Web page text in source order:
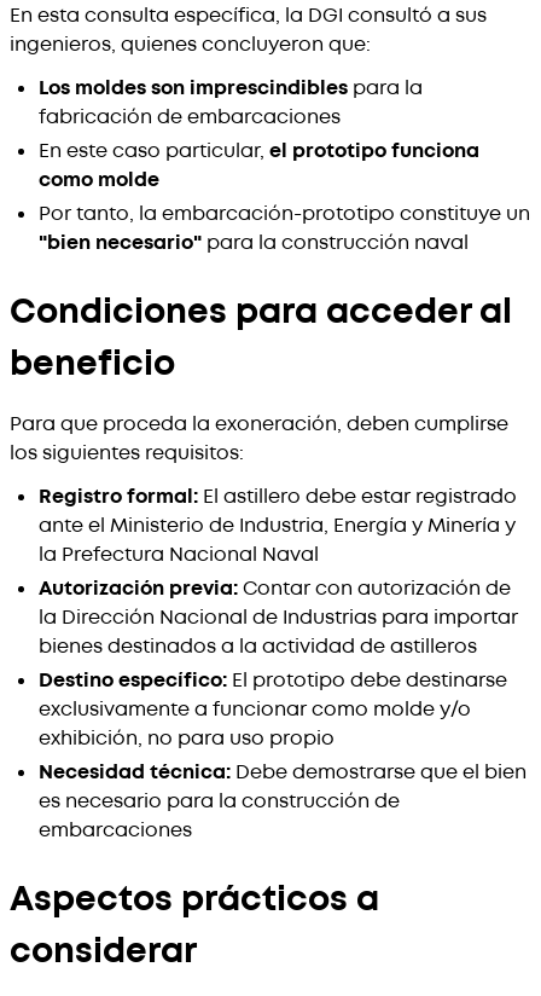
En esta consulta específica, la DGI consultó a sus
ingenieros, quienes concluyeron que:
Los moldes son imprescindibles para la
fabricación de embarcaciones
En este caso particular, el prototipo funciona
como molde
Por tanto, la embarcación-prototipo constituye un
"bien necesario" para la construcción naval
Condiciones para acceder al
beneficio
Para que proceda la exoneración, deben cumplirse
los siguientes requisitos:
Registro formal: El astillero debe estar registrado
ante el Ministerio de Industria, Energía y Minería y
la Prefectura Nacional Naval
Autorización previa:Contar con autorización de
la Dirección Nacional de Industrias para importar
bienes destinados a la actividad de astilleros
Destino específico: El prototipo debe destinarse
exclusivamente a funcionar como molde y/o
exhibición, no para uso propio
Necesidad técnica: Debe demostrarse que el bien
es necesario para la construcción de
embarcaciones
Aspectos prácticos a
considerar